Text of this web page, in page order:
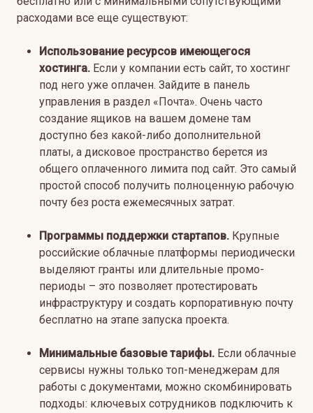
расходами все еще существуют:
Использование ресурсов имеющегося
хостинга. Если у компании есть сайт, то хостинг
под него уже оплачен. Зайдите в панель
управления в раздел «Почта». Очень часто
создание ящиков на вашем домене там
доступно без какой-либо дополнительной
платы, а дисковое пространство берется из
общего оплаченного лимита под сайт. Это самый
простой способ получить полноценную рабочую
почту без роста ежемесячных затрат.
Программы поддержки стартапов. Крупные
российские облачные платформы периодически
выделяют гранты или длительные промо-
периоды – это позволяет протестировать
инфраструктуру и создать корпоративную почту
бесплатно на этапе запуска проекта.
Минимальные базовые тарифы. Если облачные
сервисы нужны только топ-менеджерам для
работы с документами, можно скомбинировать
подходы: ключевых сотрудников подключить к